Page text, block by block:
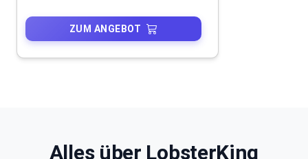
ZUM ANGEBOT
Alles über LobsterKing